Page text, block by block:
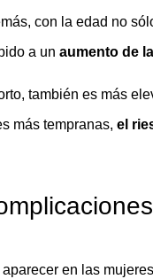
con la edad no
a un aumento de
también es más
más tempranas, el
en las